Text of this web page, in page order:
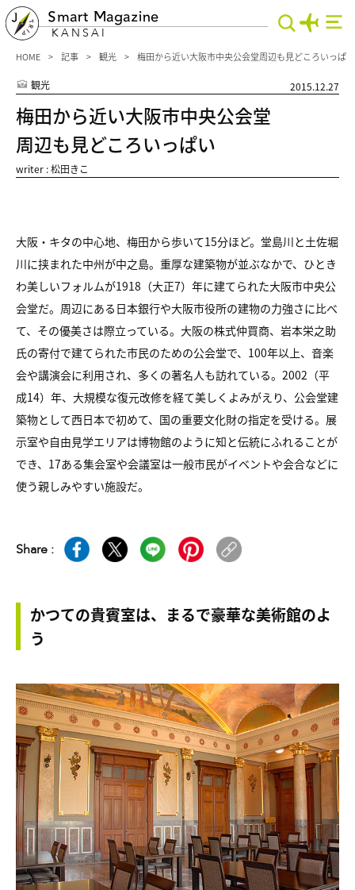
Smart Magazine
KANSAI
HOME 記事 観光 梅田から近い大阪市中央公会堂周辺も見どころいっぱい
観光 2015.12.27
梅田から近い大阪市中央公会堂
周辺も見どころいっぱい
writer : 松田きこ
大阪・キタの中心地、梅田から歩いて15分ほど。堂島川と土佐堀
川に挟まれた中州が中之島。重厚な建築物が並ぶなかで、ひとき
わ美しいフォルムが1918（大正7）年に建てられた大阪市中央公
会堂だ。周辺にある日本銀行や大阪市役所の建物の力強さに比べ
て、その優美さは際立っている。大阪の株式仲買商、岩本栄之助
氏の寄付で建てられた市民のための公会堂で、100年以上、音楽
会や講演会に利用され、多くの著名人も訪れている。2002（平
成14）年、大規模な復元改修を経て美しくよみがえり、公会堂建
築物として西日本で初めて、国の重要文化財の指定を受ける。展
示室や自由見学エリアは博物館のように知と伝統にふれることが
でき、17ある集会室や会議室は一般市民がイベントや会合などに
使う親しみやすい施設だ。
Share :
かつての貴賓室は、まるで豪華な美術館のよ
う